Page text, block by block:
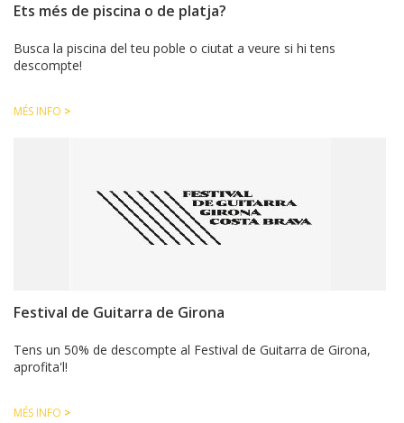
Ets més de piscina o de platja?
Busca la piscina del teu poble o ciutat a veure si hi tens
descompte!
MÉS INFO >
Festival de Guitarra de Girona
Tens un 50% de descompte al Festival de Guitarra de Girona,
aprofita'l!
MÉS INFO >